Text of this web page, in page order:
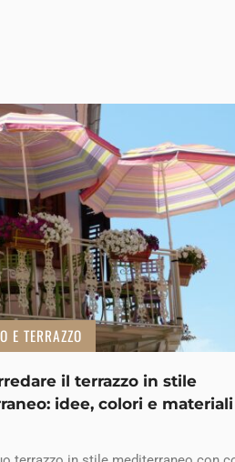
E TERRAZZO
il terrazzo in stile
idee, colori e materiali